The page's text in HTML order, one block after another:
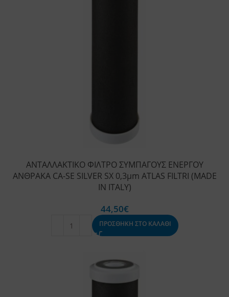
ΑΝΤΑΛΛΑΚΤΙΚΟ ΦΙΛΤΡΟ ΣΥΜΠΑΓΟΥΣ ΕΝΕΡΓΟΥ
ΑΝΘΡΑΚΑ CA-SE SILVER SX 0,3μm ATLAS FILTRI (MADE
IN ITALY)
44,50€
ΠΡΟΣΘΗΚΗ ΣΤΟ ΚΑΛΑΘΙ